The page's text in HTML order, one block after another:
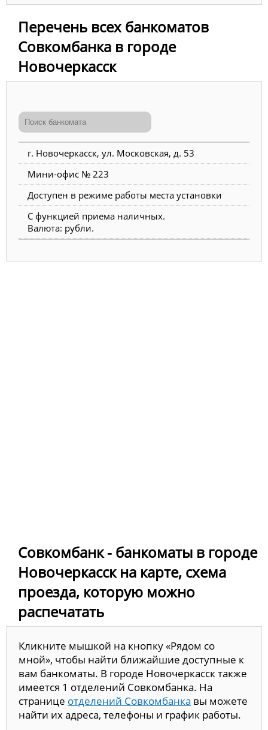
Перечень всех банкоматов
Совкомбанка в городе
Новочеркасск
г. Новочеркасск, ул. Московская, д. 53
Мини-офис № 223
Доступен в режиме работы места установки
С функцией приема наличных.
Валюта: рубли.
Совкомбанк - банкоматы в городе
Новочеркасск на карте, схема
проезда, которую можно
распечатать
Кликните мышкой на кнопку «Рядом со
мной», чтобы найти ближайшие доступные к
вам банкоматы. В городе Новочеркасск также
имеется 1 отделений Совкомбанка. На
странице отделений Совкомбанка вы можете
найти их адреса, телефоны и график работы.